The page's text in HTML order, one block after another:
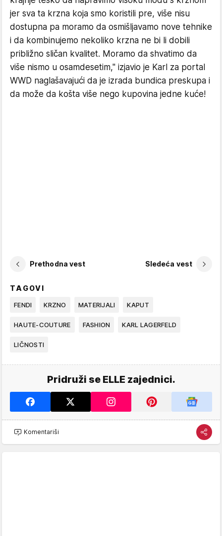
jer sva ta krzna koja smo koristili pre, više nisu
dostupna pa moramo da osmišljavamo nove tehnike
i da kombinujemo nekoliko krzna ne bi li dobili
približno sličan kvalitet. Moramo da shvatimo da
više nismo u osamdesetim," izjavio je Karl za portal
WWD naglašavajući da je izrada bundica preskupa i
da može da košta više nego kupovina jedne kuće!
Prethodna vest Sledeća vest
TAGOVI
FENDI KRZNO MATERIJALI KAPUT
HAUTE-COUTURE FASHION KARL LAGERFELD
LIČNOSTI
Pridruži se ELLE zajednici.
Komentariši